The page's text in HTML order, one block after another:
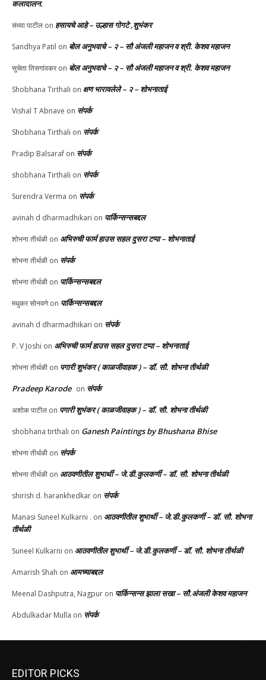
कलादालन.
संध्या पाटील on हसायचे आहे – उल्हास गोगटे ,शुभंकर
Sandhya Patil on बोल अनुभवाचे – २ – सौ अंजली महाजन व श्री. केशव महाजन
सुचेता तिसगांवकरon बोल अनुभवाचे – २ – सौ अंजली महाजन व श्री. केशव महाजन
Shobhana Tirthali on क्षण भारावलेले – २ – शोभनाताई
Vishal T Abnave on संपर्क
Shobhana Tirthali on संपर्क
Pradip Balsaraf on संपर्क
shobhana Tirthali on संपर्क
Surendra Verma on संपर्क
avinah d dharmadhikari on पार्किन्सन्सबद्दल
शोभना तीर्थळी on अभिरुची फार्म हाउस सहल दुसरा टप्पा – शोभनाताई
शोभना तीर्थळी on संपर्क
शोभना तीर्थळी on पार्किन्सन्सबद्दल
मधुकर सोनवणेon पार्किन्सन्सबद्दल
avinah d dharmadhikari on संपर्क
P. V Joshi on अभिरुची फार्म हाउस सहल दुसरा टप्पा – शोभनाताई
शोभना तीर्थळी on पगारी शुभंकर ( काळजीवाहक ) – डॉ. सौ. शोभना तीर्थळी
Pradeep Karode on संपर्क
अशोक पाटील on पगारी शुभंकर ( काळजीवाहक ) – डॉ. सौ. शोभना तीर्थळी
shobhana tirthali on Ganesh Paintings by Bhushana Bhise
शोभना तीर्थळी on संपर्क
शोभना तीर्थळी on आठवणीतील शुभार्थी – जे.डी.कुलकर्णी – डॉ. सौ. शोभना तीर्थळी
shirish d. harankhedkar on संपर्क
Manasi Suneel Kulkarni . on आठवणीतील शुभार्थी – जे.डी.कुलकर्णी – डॉ. सौ. शोभना
तीर्थळी
Suneel Kulkarni on आठवणीतील शुभार्थी – जे.डी.कुलकर्णी – डॉ. सौ. शोभना तीर्थळी
Amarish Shah on आमच्याबद्दल
Meenal Dashputra, Nagpur on पार्किन्सन्स झाला सखा – सौ.अंजली केशव महाजन
Abdulkadar Mulla on संपर्क
EDITOR PICKS